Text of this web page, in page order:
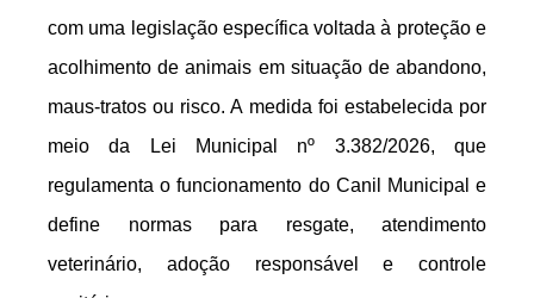
com uma legislação específica voltada à proteção e
acolhimento de animais em situação de abandono,
maus-tratos ou risco. A medida foi estabelecida por
meio da Lei Municipal nº 3.382/2026, que
regulamenta o funcionamento do Canil Municipal e
define normas para resgate, atendimento
veterinário, adoção responsável e controle